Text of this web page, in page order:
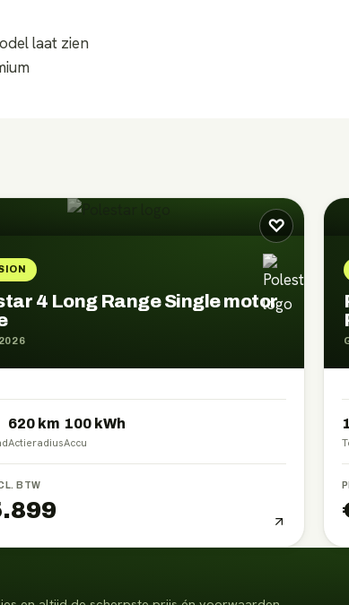
laat zien
♡
4 Long Range Single motor
2026
620 km
Actieradius
100 kWh
Accu
BTW